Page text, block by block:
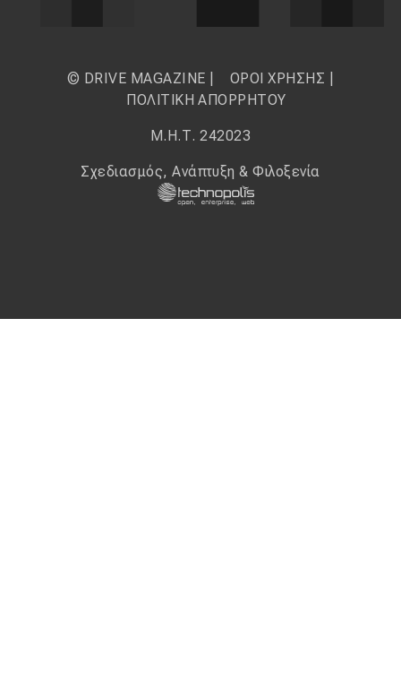
© DRIVE MAGAZINE | ΟΡΟΙ ΧΡΗΣΗΣ
ΠΟΛΙΤΙΚΗ ΑΠΟΡΡΗΤΟΥ
Μ.Η.Τ. 242023
Σχεδιασμός, Ανάπτυξη & Φιλοξενία